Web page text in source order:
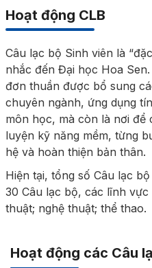
Hoạt động CLB
Câu lạc bộ Sinh viên là
nhắc đến Đại học Hoa
đơn thuần được bổ sung
chuyên ngành, ứng dụng
môn học, mà còn là nơi để
luyện kỹ năng mềm, từng
hệ và hoàn thiện bản thân.
Hiện tại, tổng số Câu lạc
30 Câu lạc bộ, các lĩnh
thuật; nghệ thuật; thể thao.
Hoạt động các Câu